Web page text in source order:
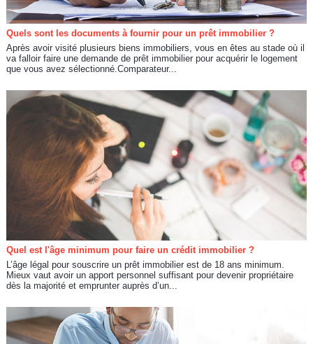
Quels sont les documents à fournir pour un prêt immobilier ?
Après avoir visité plusieurs biens immobiliers, vous en êtes au stade où il
va falloir faire une demande de prêt immobilier pour acquérir le logement
que vous avez sélectionné.Comparateur...
Quel est l'âge minimum pour faire un crédit immobilier ?
L’âge légal pour souscrire un prêt immobilier est de 18 ans minimum.
Mieux vaut avoir un apport personnel suffisant pour devenir propriétaire
dès la majorité et emprunter auprès d’un...